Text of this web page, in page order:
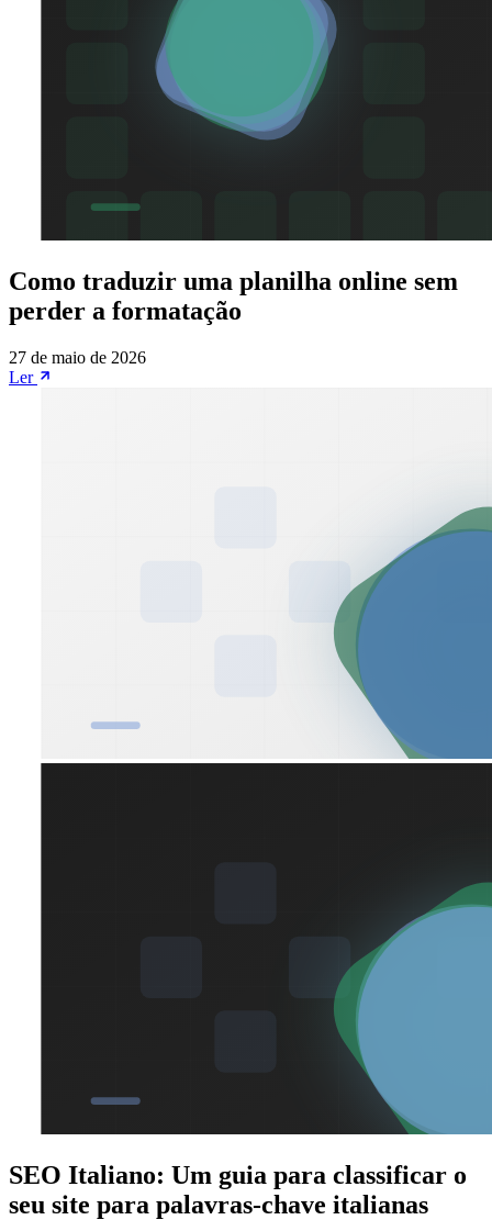
Como traduzir uma planilha online sem
perder a formatação
27 de maio de 2026
Ler
SEO Italiano: Um guia para classificar o
seu site para palavras-chave italianas